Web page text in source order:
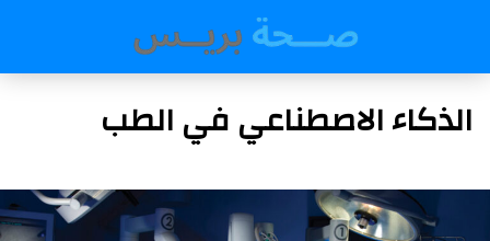
الذكاء الاصطناعي في الطب